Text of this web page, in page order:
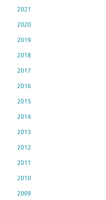
2021
2020
2019
2018
2017
2016
2015
2014
2013
2012
2011
2010
2009